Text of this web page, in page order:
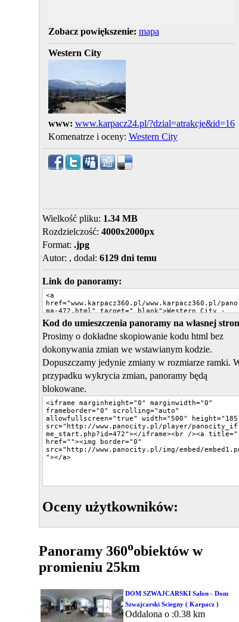
Zobacz powiększenie: mapa
Western City
www: www.karpacz24.pl/?dzial=atrakcje&id=16
Komenatrze i oceny: Western City
Wielkość pliku: 1.34 MB
Rozdzielczość: 4000x2000px
Format: .jpg
Autor: , dodał: 6129 dni temu
Link do panoramy:
Kod do umieszczenia panoramy na własnej
Prosimy o dokładne skopiowanie kodu html bez
dokonywania zmian we wstawianym kodzie.
Dopuszczamy jedynie zmiany w rozmiarze ramki.
przypadku wykrycia zmian, panoramy będą
blokowane.
Oceny użytkowników:
Panoramy 360oobiektów w
promieniu 25km
DOM SZWAJCARSKI Salon - Dom
Szwajcarski Sciegny ( Karpacz )
Oddalona o :0.38 km